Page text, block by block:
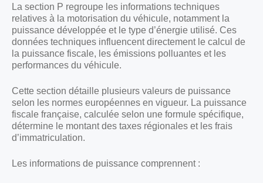
La section P regroupe les informations techniques
relatives à la motorisation du véhicule, notamment la
puissance développée et le type d’énergie utilisé. Ces
données techniques influencent directement le calcul de
la puissance fiscale, les émissions polluantes et les
performances du véhicule.
Cette section détaille plusieurs valeurs de puissance
selon les normes européennes en vigueur. La puissance
fiscale française, calculée selon une formule spécifique,
détermine le montant des taxes régionales et les frais
d’immatriculation.
Les informations de puissance comprennent :